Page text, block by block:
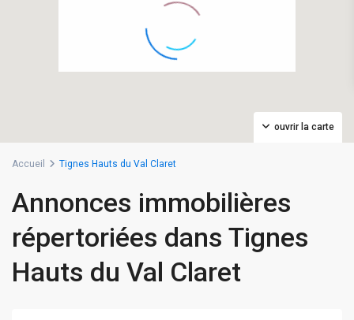
ouvrir la carte
Accueil Tignes Hauts du Val Claret
Annonces immobilières
répertoriées dans Tignes
Hauts du Val Claret